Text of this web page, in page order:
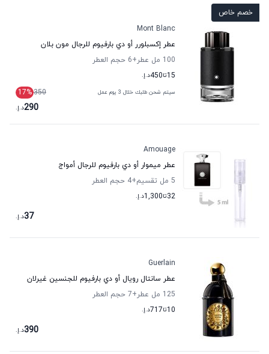
خصم خاص
Mont Blanc
عطر إكسبلورر أو دي بارفيوم للرجال مون بلان
100 مل عطر
+6
حجم العطر
15تا450د.إ.
سيتم شحن طلبك خلال 3 يوم عمل 350
17%
290د.إ.
Amouage
عطر ميموار أو دي بارفيوم للرجال أمواج
5 مل تقسيم
+4
حجم العطر
32تا1,300د.إ.
37د.إ.
Guerlain
عطر سانتال رويال أو دي بارفيوم للجنسين غيرلان
125 مل عطر
+7
حجم العطر
10تا717د.إ.
390د.إ.